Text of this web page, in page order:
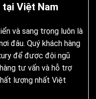
Việt Nam
và sang trọng luôn là
đâu. Quý khách hàng
để được đội ngũ
tư vấn và hỗ trợ
lượng nhất Việt